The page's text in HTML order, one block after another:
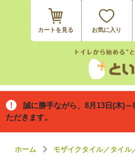
カートを見る お気に入り
誠に勝手ながら、8月13日(木)
ただきます。
ホーム モザイクタイル／タイル